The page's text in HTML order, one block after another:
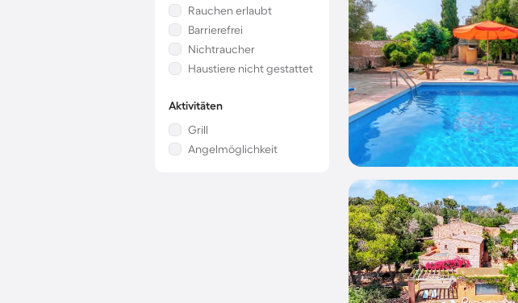
Rauchen erlaubt
Barrierefrei
Nichtraucher
Haustiere nicht gestattet
Aktivitäten
Grill
Angelmöglichkeit